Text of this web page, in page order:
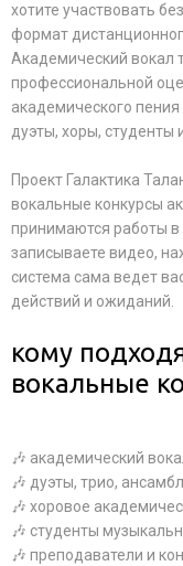
хотите участвовать
формат
Академический вокал
профессиональной
академического
дуэты, хоры, студенты
Проект Галактика
вокальные конкурсы
принимаются работы
записываете видео,
система сама ведет
действий и ожиданий.
кому
вокальные
🎶 академический
🎶 дуэты, трио,
🎶 хоровое
🎶 студенты
🎶 преподаватели и